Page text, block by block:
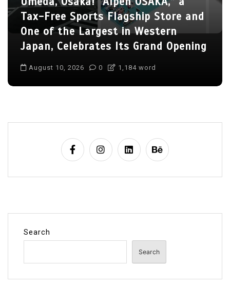
and
Analytics and Smart Kitchens
Eliminating Food Waste in
Singapore’s Restaurant
August 10, 2026 0
Search
Search